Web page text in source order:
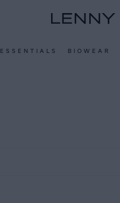
ESSENTIALS BIOWEAR